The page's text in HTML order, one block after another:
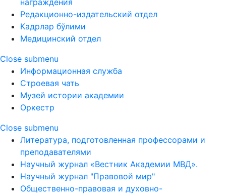
награждения
Редакционно-издательский отдел
Кадрлар бўлими
Медицинский отдел
Close submenu
Информационная служба
Строевая чать
Музей истории академии
Оркестр
Close submenu
Литература, подготовленная профессорами и
преподавателями
Научный журнал «Вестник Академии МВД».
Научный журнал "Правовой мир"
Общественно-правовая и духовно-